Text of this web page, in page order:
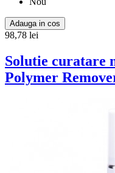
Adauga in cos
98,78 lei
Solutie curatare
Polymer